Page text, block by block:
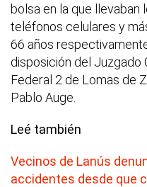
bolsa en la que llevaban
teléfonos celulares y
66 años
disposición del Juzgado
Federal 2 de Lomas de
Pablo Auge.
Leé también
Vecinos de Lanús
accidentes desde que